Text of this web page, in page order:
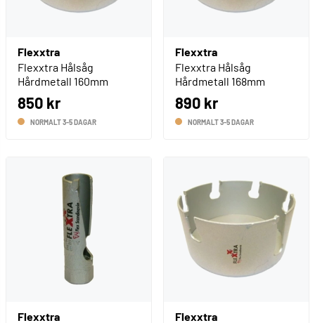
Flexxtra
Flexxtra Hålsåg
Hårdmetall 160mm
850 kr
NORMALT 3-5 DAGAR
Flexxtra
Flexxtra Hålsåg
Hårdmetall 168mm
890 kr
NORMALT 3-5 DAGAR
Flexxtra
Flexxtra